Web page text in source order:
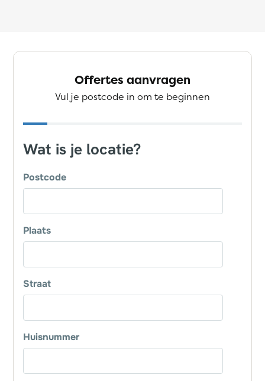
Offertes aanvragen
Vul je postcode in om te beginnen